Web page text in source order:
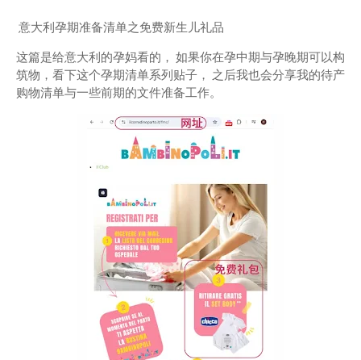
意大利孕期准备清单之免费新生儿礼品
这篇是给意大利的孕妈看的， 如果你在孕中期与孕晚期可以构
筑物，看下这个孕期清单系列贴子， 之后我也会分享我的待产
购物清单与一些前期的文件准备工作。